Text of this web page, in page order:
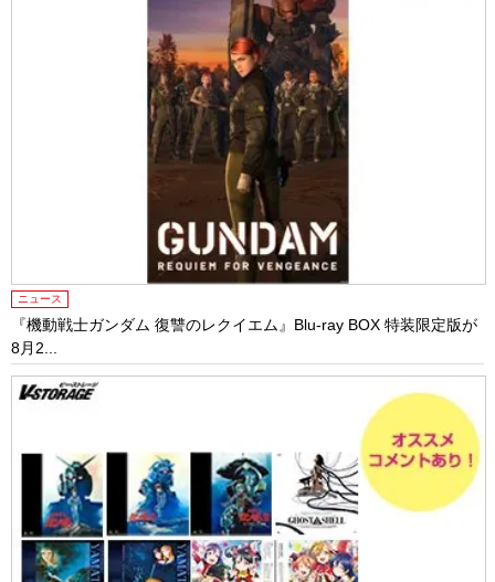
ニュース
『機動戦士ガンダム 復讐のレクイエム』Blu-ray BOX 特装限定版が
8月2...